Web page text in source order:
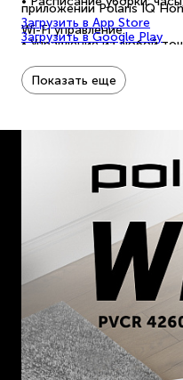
Wi-Fi управление:
• Управление из любой
• Неограниченное
• Без дополнительного
• Сухая, влажная и
• Отправка на уборку в
• Время работы: до 140
Li-ion батарея 3200 мАч
Мощность всасывания
Режимы уборки: 3.
Режимы мощности: 4.
Электрощетка.
Боковая щетка для
НЕРА-фильтр.
Объем контейнера для
Объем контейнера для
Мощность 50 В.
Высота преодоления
Уровень шума: 60 дБ
приложении Polaris IQ
Загрузить в App Store
Загрузить в Google Play
Показать еще